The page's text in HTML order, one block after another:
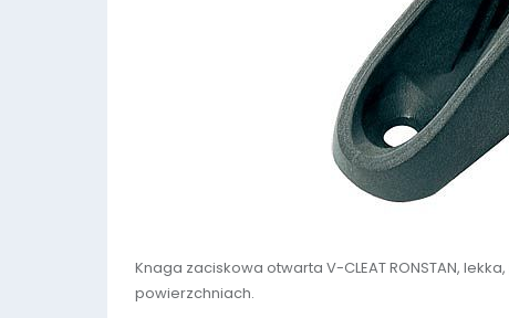
Knaga zaciskowa otwarta V-CLEAT RONSTAN,
powierzchniach.